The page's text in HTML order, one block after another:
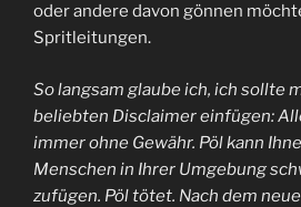
oder andere davon gönnen
Spritleitungen.
So langsam glaube ich, ich sollte
beliebten Disclaimer einfügen:
immer ohne Gewähr. Pöl kann
Menschen in Ihrer Umgebung
zufügen. Pöl tötet. Nach dem